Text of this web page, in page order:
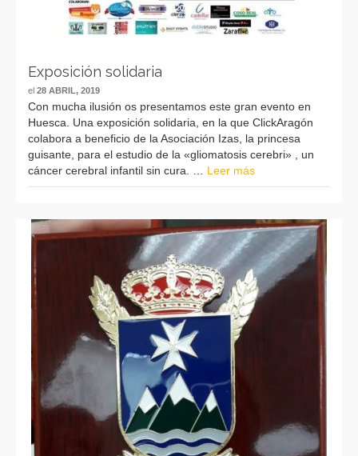
Exposición solidaria
el 28 ABRIL, 2019
Con mucha ilusión os presentamos este gran evento en
Huesca. Una exposición solidaria, en la que ClickAragón
colabora a beneficio de la Asociación Izas, la princesa
guisante, para el estudio de la «gliomatosis cerebri» , un
cáncer cerebral infantil sin cura. … Leer más